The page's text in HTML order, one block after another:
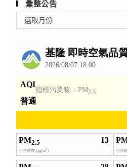
彙整公告
整
選取月份